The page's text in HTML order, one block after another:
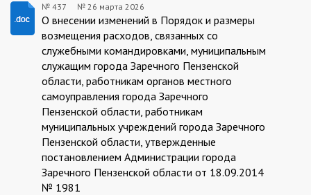
26.03.2026/437
№ 437 № 26 марта 2026
О внесении изменений в Порядок и размеры
возмещения расходов, связанных со
служебными командировками, муниципальным
служащим города Заречного Пензенской
области, работникам органов местного
самоуправления города Заречного
Пензенской области, работникам
муниципальных учреждений города Заречного
Пензенской области, утвержденные
постановлением Администрации города
Заречного Пензенской области от 18.09.2014
№ 1981